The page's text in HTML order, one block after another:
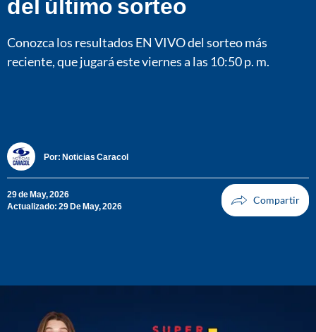
Conozca los resultados EN VIVO del sorteo más
reciente, que jugará este viernes a las 10:50 p. m.
Por: Noticias Caracol
29 de May, 2026
Actualizado: 29 De May, 2026